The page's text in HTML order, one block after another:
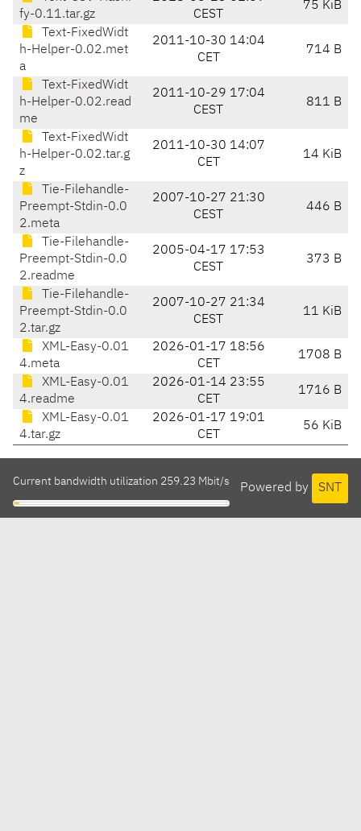
fy-0.11.tar.gz
CEST
75 KiB
Text-FixedWidt
h-Helper-0.02.met
a
2011-10-30 14:04
CET
714 B
Text-FixedWidt
h-Helper-0.02.read
me
2011-10-29 17:04
CEST
811 B
Text-FixedWidt
h-Helper-0.02.tar.g
z
2011-10-30 14:07
CET
14 KiB
Tie-Filehandle-
Preempt-Stdin-0.0
2.meta
2007-10-27 21:30
CEST
446 B
Tie-Filehandle-
Preempt-Stdin-0.0
2.readme
2005-04-17 17:53
CEST
373 B
Tie-Filehandle-
Preempt-Stdin-0.0
2.tar.gz
2007-10-27 21:34
CEST
11 KiB
XML-Easy-0.01
4.meta
2026-01-17 18:56
CET
1708 B
XML-Easy-0.01
4.readme
2026-01-14 23:55
CET
1716 B
XML-Easy-0.01
4.tar.gz
2026-01-17 19:01
CET
56 KiB
Powered by SNT
Current bandwidth utilization 259.23 Mbit/s